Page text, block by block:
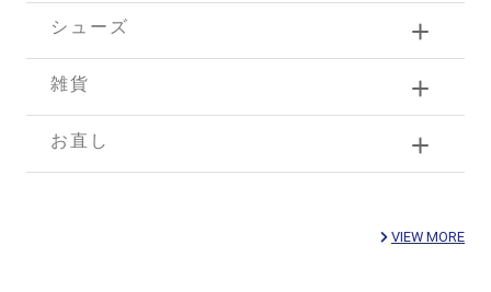
シューズ
雑貨
お直し
VIEW MORE